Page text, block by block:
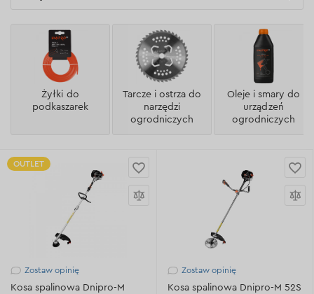
Żyłki do
podkaszarek
Tarcze i ostrza do
narzędzi
ogrodniczych
Oleje i smary do
urządzeń
ogrodniczych
Zostaw opinię
Kosa spalinowa Dnipro-M
OUTLET
Zostaw opinię
Kosa spalinowa Dnipro-M 52S